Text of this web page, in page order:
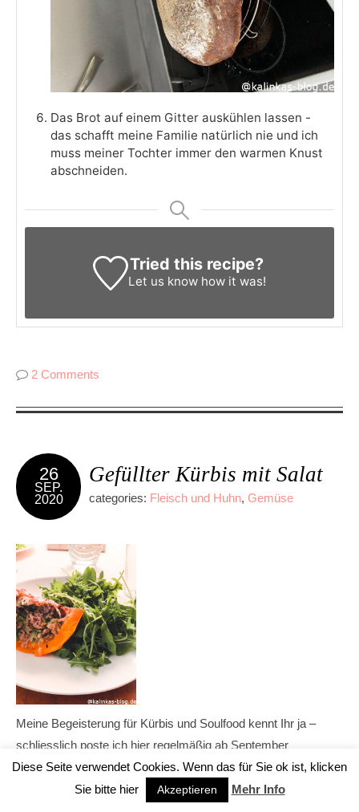
Das Brot auf einem Gitter auskühlen lassen -
das schafft meine Familie natürlich nie und ich
muss meiner Tochter immer den warmen Knust
abschneiden.
Tried this recipe?
Let us knowhow it was!
2 Comments
26
SEP.
2020
Gefüllter Kürbis mit Salat
categories: Fleisch und Huhn, Gemüse
Meine Begeisterung für Kürbis und Soulfood kennt Ihr ja –
schliesslich poste ich hier regelmäßig ab September
Kürbisrezepte.
Diese Seite verwendet Cookies. Wenn das für Sie ok ist, klicken
Sie bitte hier
Akzeptieren Mehr Info